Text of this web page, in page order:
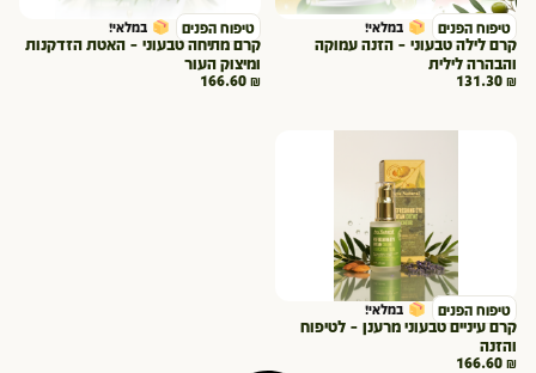
טיפוח הפנים במלאי!
קרם לילה טבעוני – הזנה עמוקה
והבהרה לילית
131.30
טיפוח הפנים במלאי!
קרם מתיחה טבעוני – האטת הזדקנות
ומיצוק העור
166.60
טיפוח הפנים במלאי!
קרם עיניים טבעוני מרענן – לטיפוח
והזנה
166.60